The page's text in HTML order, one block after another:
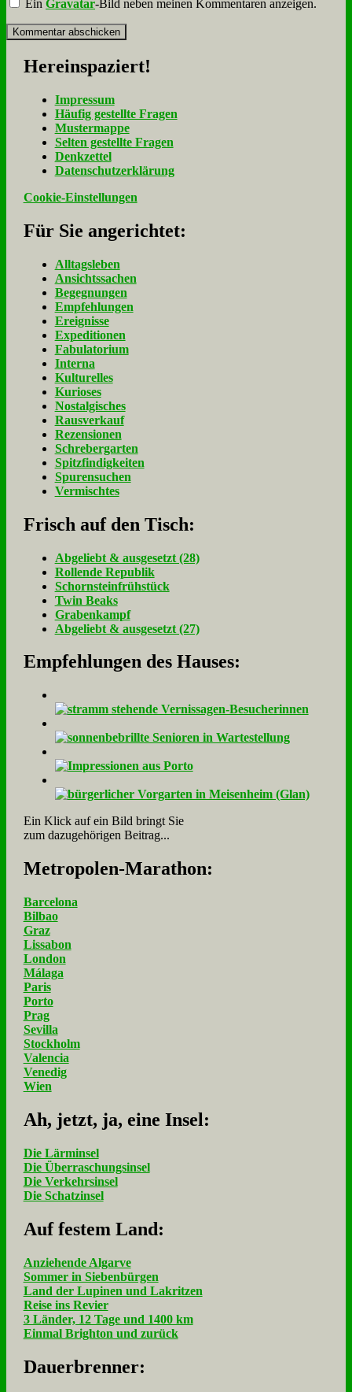
EinGravatar-Bild neben meinen Kommentaren anzeigen.
Her­ein­spa­ziert!
Im­pres­sum
Häu­fig ge­stell­te Fra­gen
Mu­ster­map­pe
Sel­ten ge­stell­te Fra­gen
Denk­zet­tel
Da­ten­schutz­er­klä­rung
Cookie-Einstellungen
Für Sie an­ge­rich­tet:
Alltagsleben
Ansichtssachen
Begegnungen
Empfehlungen
Ereignisse
Expeditionen
Fabulatorium
Interna
Kulturelles
Kurioses
Nostalgisches
Rausverkauf
Rezensionen
Schrebergarten
Spitzfindigkeiten
Spurensuchen
Vermischtes
Frisch auf den Tisch:
Ab­ge­liebt & aus­ge­setzt (28)
Rol­len­de Re­pu­blik
Schorn­stein­früh­stück
Twin Beaks
Gra­ben­kampf
Ab­ge­liebt & aus­ge­setzt (27)
Empfehlungen des Hauses:
Ein Klick auf ein Bild bringt Sie
zum dazugehörigen Beitrag...
Me­tro­po­len-Ma­ra­thon:
Barcelona
Bilbao
Graz
Lissabon
London
Málaga
Paris
Porto
Prag
Sevilla
Stockholm
Valencia
Venedig
Wien
Ah, jetzt, ja, ei­ne In­sel:
Die Lärminsel
Die Überraschungsinsel
Die Verkehrsinsel
Die Schatzinsel
Auf fe­stem Land:
Anziehende Algarve
Sommer in Siebenbürgen
Land der Lupinen und Lakritzen
Reise ins Revier
3 Länder, 12 Tage und 1400 km
Einmal Brighton und zurück
Dau­er­bren­ner: